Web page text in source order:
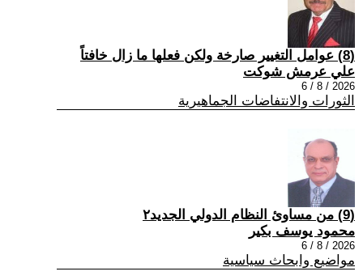
(8) عوامل التغيير صارخة ولكن فعلها ما زال خافتاً
علي عرمش شوكت
2026 / 8 / 6
الثورات والانتفاضات الجماهيرية
(9) من مساوئ النظام الدولي الجديد٢
محمود يوسف بكير
2026 / 8 / 6
مواضيع وابحاث سياسية